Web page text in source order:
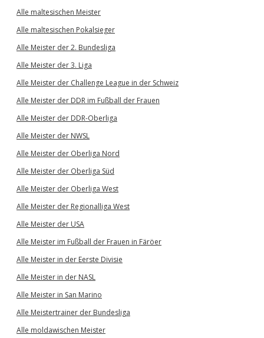
Alle maltesischen Meister
Alle maltesischen Pokalsieger
Alle Meister der 2. Bundesliga
Alle Meister der 3. Liga
Alle Meister der Challenge League in der Schweiz
Alle Meister der DDR im Fußball der Frauen
Alle Meister der DDR-Oberliga
Alle Meister der NWSL
Alle Meister der Oberliga Nord
Alle Meister der Oberliga Süd
Alle Meister der Oberliga West
Alle Meister der Regionalliga West
Alle Meister der USA
Alle Meister im Fußball der Frauen in Färöer
Alle Meister in der Eerste Divisie
Alle Meister in der NASL
Alle Meister in San Marino
Alle Meistertrainer der Bundesliga
Alle moldawischen Meister